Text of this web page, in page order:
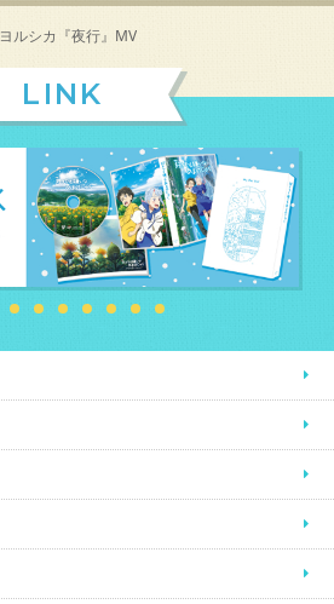
ヨルシカ『夜行』MV
LINK